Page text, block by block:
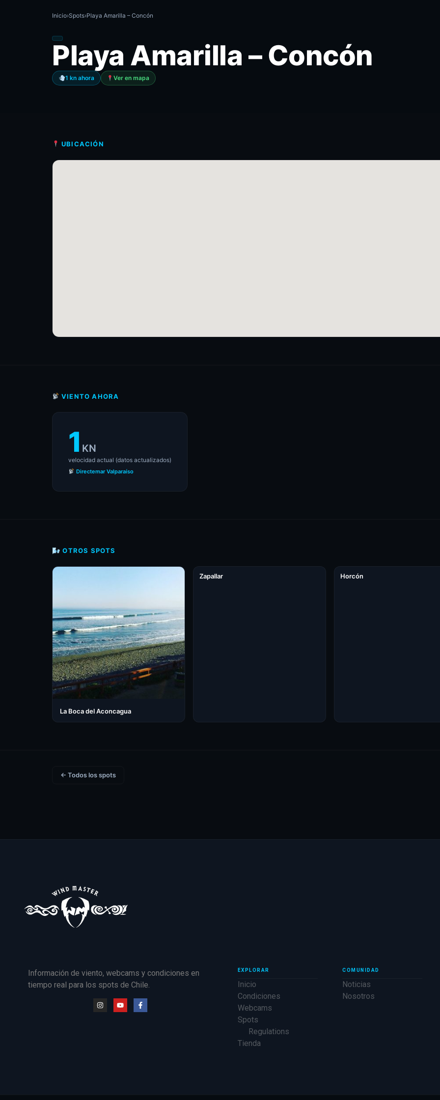
Inicio›Spots›Playa Amarilla – Concón
Playa Amarilla – Concón
1 kn ahora Ver en mapa
UBICACIÓN
VIENTO AHORA
1 KN
velocidad actual (datos actualizados)
Directemar Valparaíso
🌬 OTROS SPOTS
La Boca del Aconcagua
Zapallar Horcón
← Todos los spots
Información de viento, webcams y condiciones en
tiempo real para los spots de Chile.
EXPLORAR
Inicio
Condiciones
Webcams
Spots
Regulations
Tienda
COMUNIDAD
Noticias
Nosotros